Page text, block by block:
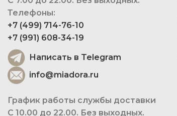
Телефоны:
+7 (499) 714-76-10
+7 (991) 608-34-19
Написать в Telegram
info@miadora.ru
График работы службы доставки
С 10.00 до 22.00. Без выходных.